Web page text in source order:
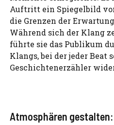
Auftritt ein Spiegelbild
die Grenzen der
Während sich der Klang
führte sie das Publikum
Klangs, bei der jeder Beat
Geschichtenerzähler
Atmosphären